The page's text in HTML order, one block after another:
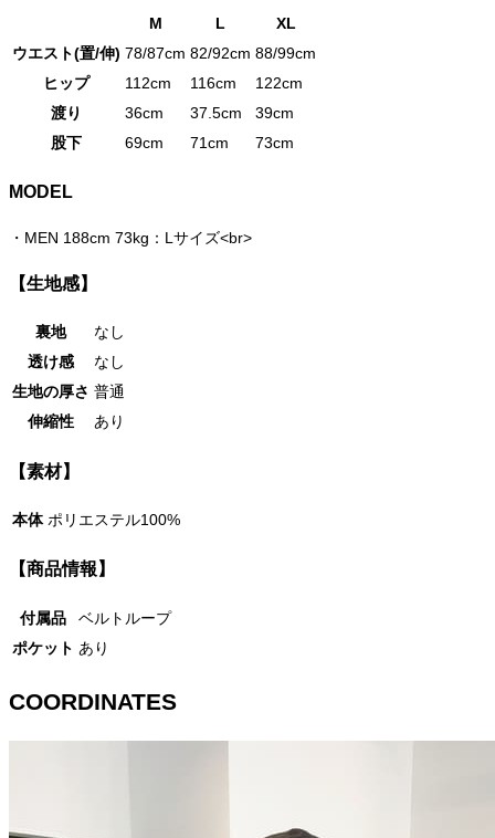
M L
XL
ウエスト(置/伸) 78/87cm 82/92cm 88/99cm
ヒップ
112cm 116cm
122cm
渡り
36cm 37.5cm
39cm
股下
69cm 71cm 73cm
MODEL
・ MEN 188cm 73kg：Lサイズ<br>
【生地感】
裏地
なし
透け感
なし
生地の厚さ 普通
伸縮性
あり
【素材】
本体 ポリエステル100%
【商品情報】
付属品
ベルトループ
ポケット あり
COORDINATES